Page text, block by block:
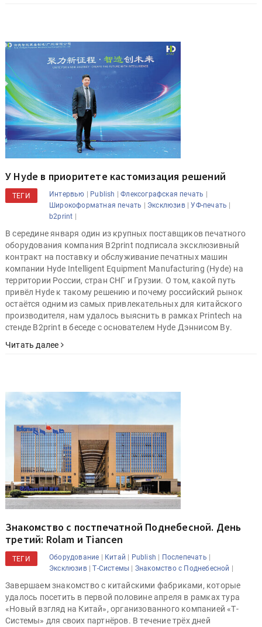
У Hyde в приоритете кастомизация решений
ТЕГИ Интервью | Publish |Флексографская печать |
Широкоформатная печать | Эксклюзив|УФ-печать |
b2print |
В середине января один из крупных поставщиков печатного
оборудования компания B2print подписала эксклюзивный
контракт на поставку и обслуживание печатных машин
компании Hyde Intelligent Equipment Manufacturing (Hyde) на
территории России, стран СНГ и Грузии. О том, какой путь
привёл Hyde к такому решению и почему российский рынок
остаётся одним из самых привлекательных для китайского
производителя, нам удалось выяснить в рамках Printech на
стенде B2print в беседе с основателем Hyde Дэннисом Ву.
Читать далее
Знакомство с постпечатной Поднебесной. День
третий: Rolam и Tiancen
ТЕГИ Оборудование | Китай | Publish | Послепечать |
Эксклюзив|Т-Системы | Знакомство с Поднебесной |
Завершаем знакомство с китайскими фабриками, которые
удалось посетить в первой половине апреля в рамках тура
«Новый взгляд на Китай», организованного компанией «Т-
Системы» для своих партнёров. В течение трёх дней